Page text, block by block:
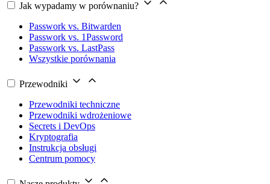
Jak wypadamy w porównaniu?
Passwork vs. Bitwarden
Passwork vs. 1Password
Passwork vs. LastPass
Wszystkie porównania
Przewodniki
Przewodniki techniczne
Przewodniki wdrożeniowe
Secrets i DevOps
Kryptografia
Instrukcja obsługi
Centrum pomocy